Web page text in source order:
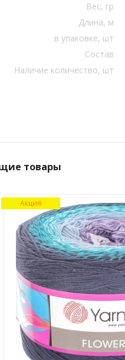
Вес, гр
Длина, м
в упаковке, шт
Состав
Наличие количество, шт
товары
Акция